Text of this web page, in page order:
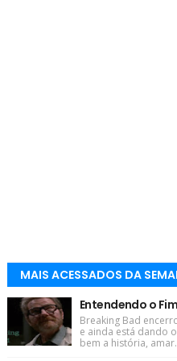
MAIS ACESSADOS DA
Entendendo o
Breaking Bad
e ainda está dando
bem a história,